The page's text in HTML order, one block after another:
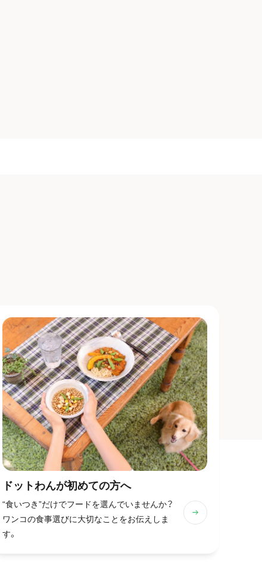
ドットわんが初めての方へ
“食いつき”だけでフードを選んでいませんか？
ワンコの食事選びに大切なことをお伝えしま
す。